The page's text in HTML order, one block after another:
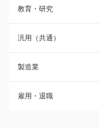
教育・研究
汎用（共通）
製造業
雇用・退職